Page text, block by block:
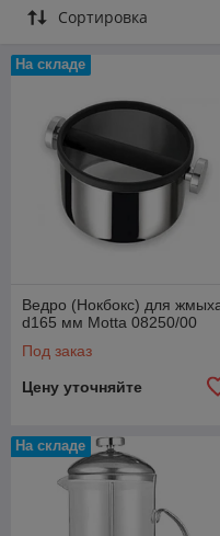
Сортировка
На складе
Ведро (Нокбокс) для
d165 мм Motta 08250/00
Под заказ
Цену уточняйте
На складе